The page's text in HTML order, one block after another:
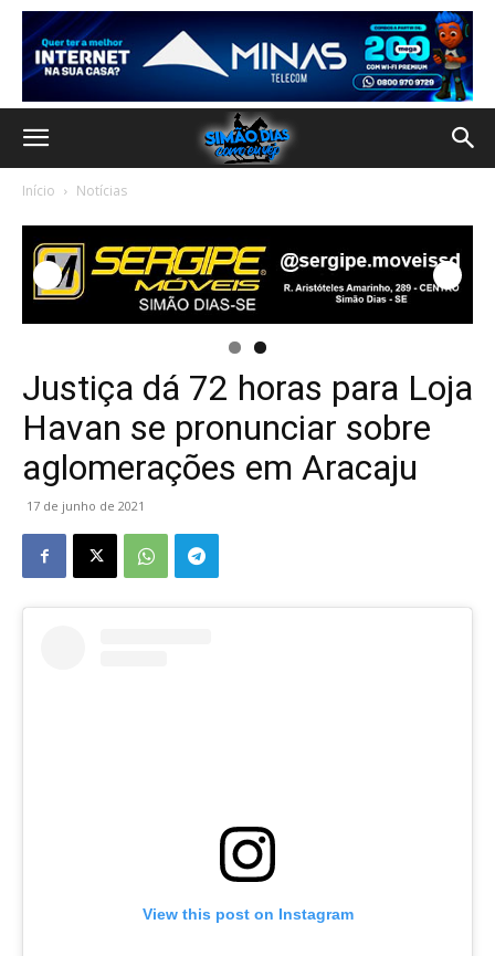
Início Notícias
Justiça dá 72 horas para Loja
Havan se pronunciar sobre
aglomerações em Aracaju
17 de junho de 2021
View this post on Instagram